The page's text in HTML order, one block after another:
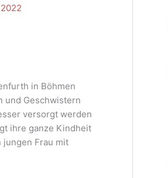
in Böhmen
und Geschwistern
versorgt werden
ihre ganze Kindheit
Frau mit